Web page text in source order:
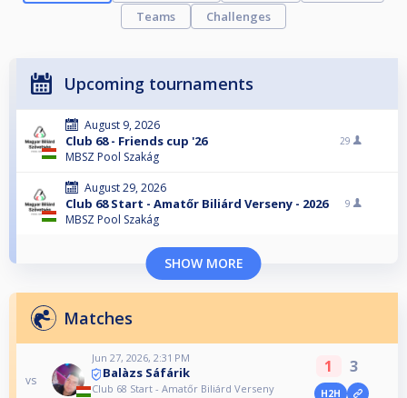
Teams
Challenges
Upcoming tournaments
August 9, 2026
Club 68 - Friends cup '26
MBSZ Pool Szakág
29
August 29, 2026
Club 68 Start - Amatőr Biliárd Verseny - 2026
MBSZ Pool Szakág
9
SHOW MORE
Matches
vs
Jun 27, 2026, 2:31 PM
Balàzs Sáfárik
Club 68 Start - Amatőr Biliárd Verseny
1 3
H2H